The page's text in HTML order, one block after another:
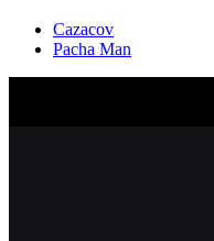
Cazacov
Pacha Man